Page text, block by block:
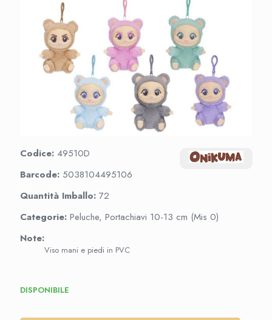
Codice: 49510D
Barcode: 5038104495106
Quantità Imballo: 72
Categorie: Peluche, Portachiavi 10-13 cm (Mis 0)
Note:
Viso mani e piedi in PVC
DISPONIBILE